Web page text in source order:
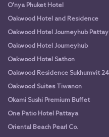
O'nya Phuket Hotel
Oakwood Hotel and Residence
Oakwood Hotel Journeyhub
Oakwood Hotel Journeyhub
Oakwood Hotel Sathon
Oakwood Residence Sukhumvit 24
Oakwood Suites Tiwanon
Okami Sushi Premium Buffet
One Patio Hotel Pattaya
Oriental Beach Pearl Co.